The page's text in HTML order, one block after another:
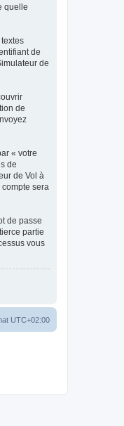
quelle
de
de
de
« votre
de
de Vol à
sera
de passe
partie
vous
UTC+02:00